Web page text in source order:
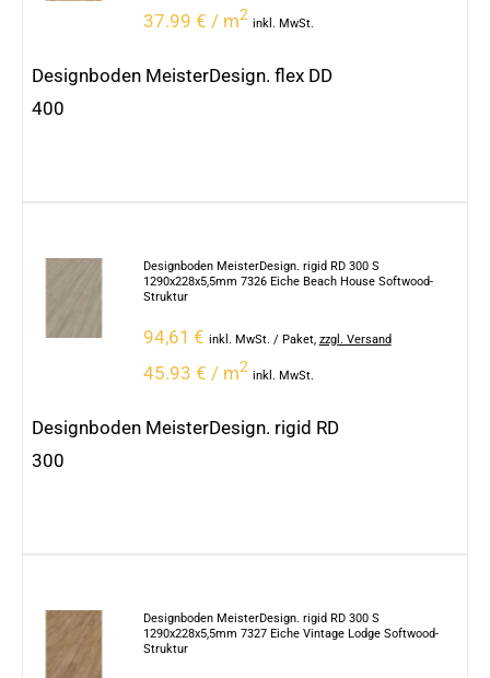
37.99 € / m2
inkl. MwSt.
Designboden MeisterDesign. flex DD
400
Designboden MeisterDesign. rigid RD 300 S
1290x228x5,5mm 7326 Eiche Beach House Softwood-
Struktur
94,61 € inkl. MwSt. / Paket, zzgl. Versand
45.93 € / m2
inkl. MwSt.
Designboden MeisterDesign. rigid RD
300
Designboden MeisterDesign. rigid RD 300 S
1290x228x5,5mm 7327 Eiche Vintage Lodge Softwood-
Struktur